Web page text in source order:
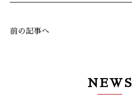
前の記事へ
NEWS